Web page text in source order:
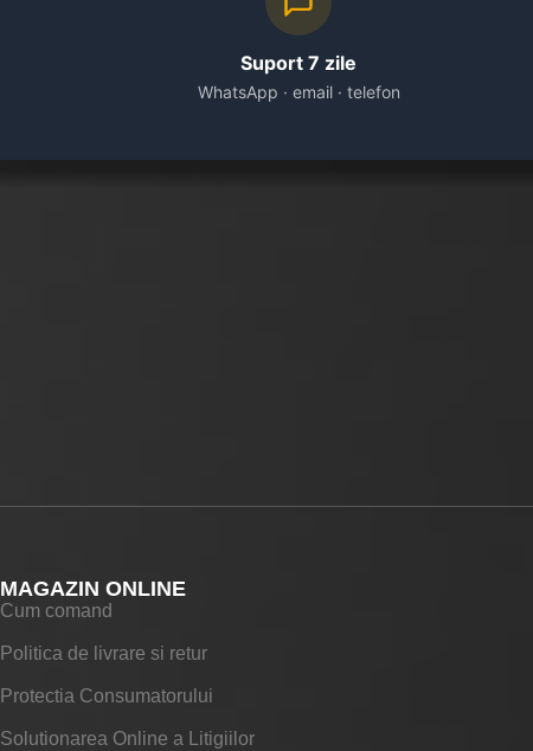
Suport 7 zile
WhatsApp · email · telefon
MAGAZIN ONLINE
Cum comand
Politica de livrare si retur
Protectia Consumatorului
Solutionarea Online a Litigiilor